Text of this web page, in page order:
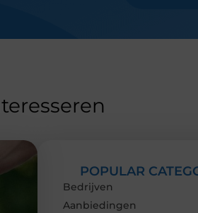
POPULAR
Bedrijven
Aanbiedingen